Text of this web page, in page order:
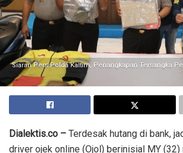
Siaran Pers Polda Kaltim, Penangkapan Tersangka
Dialektis.co – Terdesak hutang di bank,
driver ojek online (Ojol) berinisial MY (32)